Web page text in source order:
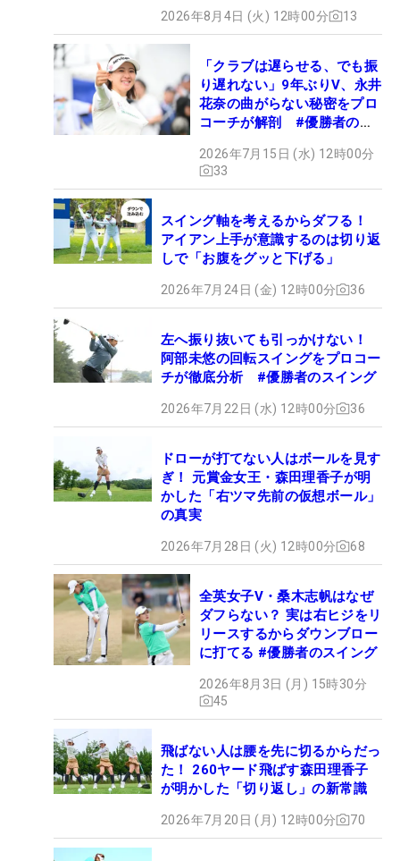
2026年8月4日 (火) 12時00分 13
「クラブは遅らせる、でも振
り遅れない」9年ぶりV、永井
花奈の曲がらない秘密をプロ
コーチが解剖 #優勝者のス
2026年7月15日 (水) 12時00分
33
スイング軸を考えるからダフる！
アイアン上手が意識するのは切り返
しで「お腹をグッと下げる」
2026年7月24日 (金) 12時00分 36
左へ振り抜いても引っかけない！
阿部未悠の回転スイングをプロコー
チが徹底分析 #優勝者のスイング
2026年7月22日 (水) 12時00分 36
ドローが打てない人はボールを見す
ぎ！ 元賞金女王・森田理香子が明
かした「右ツマ先前の仮想ボール」
の真実
2026年7月28日 (火) 12時00分 68
全英女子V・桑木志帆はなぜ
ダフらない？ 実は右ヒジをリ
リースするからダウンブロー
に打てる #優勝者のスイング
2026年8月3日 (月) 15時30分
45
飛ばない人は腰を先に切るからだっ
た！ 260ヤード飛ばす森田理香子
が明かした「切り返し」の新常識
2026年7月20日 (月) 12時00分 70